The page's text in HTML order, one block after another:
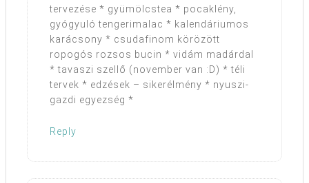
tervezése * gyümölcstea * pocaklény,
gyógyuló tengerimalac * kalendáriumos
karácsony * csudafinom körözött
ropogós rozsos bucin * vidám madárdal
* tavaszi szellő (november van :D) * téli
tervek * edzések – sikerélmény * nyuszi-
gazdi egyezség *
Reply